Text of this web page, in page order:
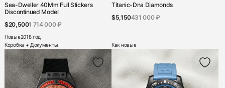
Sea-Dweller 40Mm Full Stickers
Discontinued Model
$20,5001 714 000 ₽
Новые2018 год
Коробка + Документы
Titanic-Dna Diamonds
$5,150431 000 ₽
Как новые